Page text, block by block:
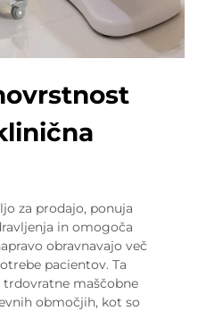
za prodajo, ponuja
in omogoča
obravnavajo več
pacientov. Ta
trdovratne maščobne
območjih, kot so